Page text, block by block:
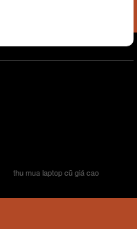
thu mua laptop cũ giá cao